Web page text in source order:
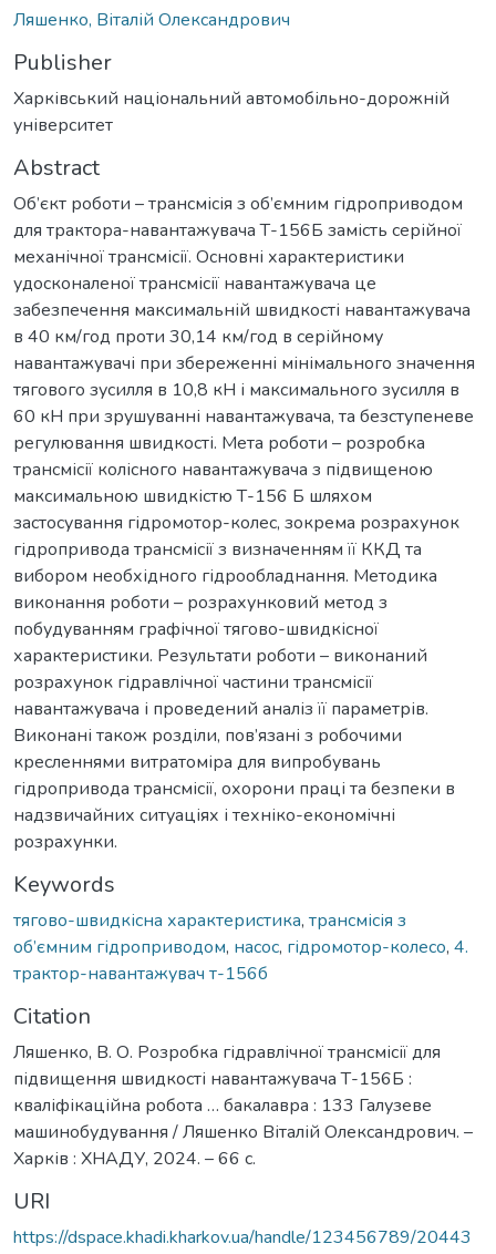
Ляшенко, Віталій Олександрович
Publisher
Харківський національний автомобільно-дорожній
університет
Abstract
Об’єкт роботи – трансмісія з об’ємним гідроприводом
для трактора-навантажувача Т-156Б замість серійної
механічної трансмісії. Основні характеристики
удосконаленої трансмісії навантажувача це
забезпечення максимальній швидкості навантажувача
в 40 км/год проти 30,14 км/год в серійному
навантажувачі при збереженні мінімального значення
тягового зусилля в 10,8 кН і максимального зусилля в
60 кН при зрушуванні навантажувача, та безступеневе
регулювання швидкості. Мета роботи – розробка
трансмісії колісного навантажувача з підвищеною
максимальною швидкістю Т-156 Б шляхом
застосування гідромотор-колес, зокрема розрахунок
гідропривода трансмісії з визначенням її ККД та
вибором необхідного гідрообладнання. Методика
виконання роботи – розрахунковий метод з
побудуванням графічної тягово-швидкісної
характеристики. Результати роботи – виконаний
розрахунок гідравлічної частини трансмісії
навантажувача і проведений аналіз її параметрів.
Виконані також розділи, пов’язані з робочими
кресленнями витратоміра для випробувань
гідропривода трансмісії, охорони праці та безпеки в
надзвичайних ситуаціях і техніко-економічні
розрахунки.
Keywords
тягово-швидкісна характеристика, трансмісія з
об’ємним гідроприводом, насос, гідромотор-колесо, 4.
трактор-навантажувач т-156б
Citation
Ляшенко, В. О. Розробка гідравлічної трансмісії для
підвищення швидкості навантажувача Т-156Б :
кваліфікаційна робота … бакалавра : 133 Галузеве
машинобудування / Ляшенко Віталій Олександрович. –
Харків : ХНАДУ, 2024. – 66 с.
URI
https://dspace.khadi.kharkov.ua/handle/123456789/20443